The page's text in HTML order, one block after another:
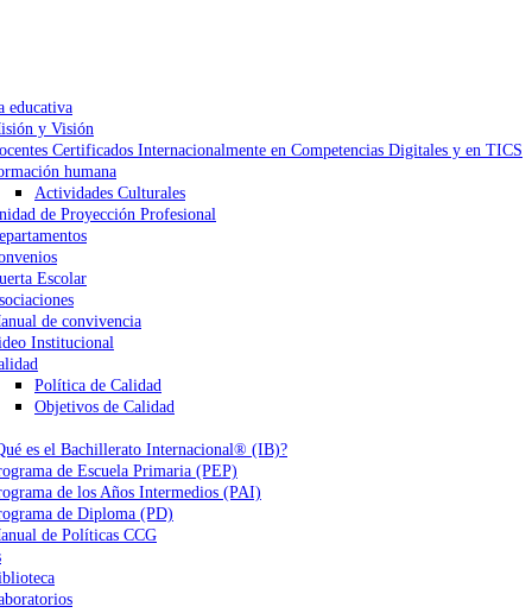
educativa
y Visión
Certificados Internacionalmente en Competencias Digitales y en TICS
humana
Actividades Culturales
de Proyección Profesional
Escolar
de convivencia
Institucional
Política de Calidad
Objetivos de Calidad
es el Bachillerato Internacional® (IB)?
de Escuela Primaria (PEP)
de los Años Intermedios (PAI)
de Diploma (PD)
de Políticas CCG